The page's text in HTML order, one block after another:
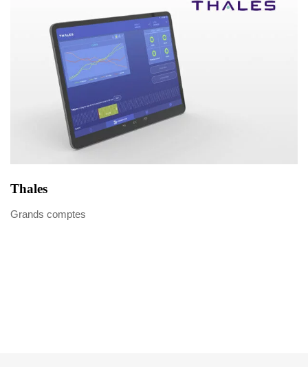
Thales
Grands comptes